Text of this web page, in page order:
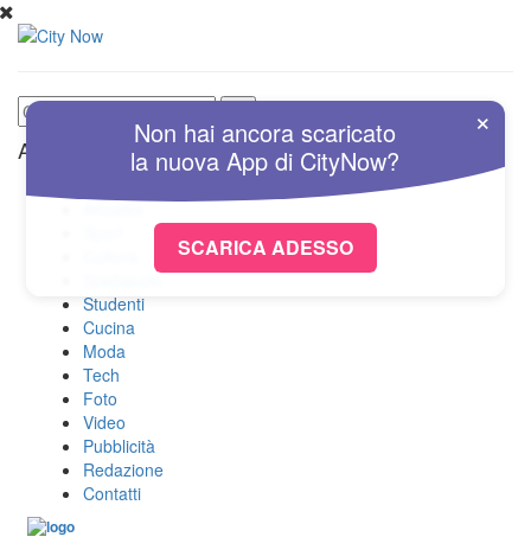
Altre Sezioni
Attualità
Spettacolo
Studenti
Cucina
Moda
Tech
Foto
Video
Pubblicità
Redazione
Contatti
×
Non hai ancora scaricato
la nuovaApp di CityNow?
SCARICA ADESSO